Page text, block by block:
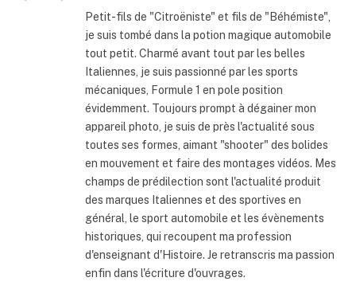
Petit-fils de "Citroëniste" et fils de "Béhémiste",
je suis tombé dans la potion magique automobile
tout petit. Charmé avant tout par les belles
Italiennes, je suis passionné par les sports
mécaniques, Formule 1 en pole position
évidemment. Toujours prompt à dégainer mon
appareil photo, je suis de près l'actualité sous
toutes ses formes, aimant "shooter" des bolides
en mouvement et faire des montages vidéos. Mes
champs de prédilection sont l'actualité produit
des marques Italiennes et des sportives en
général, le sport automobile et les évènements
historiques, qui recoupent ma profession
d'enseignant d'Histoire. Je retranscris ma passion
enfin dans l'écriture d'ouvrages.